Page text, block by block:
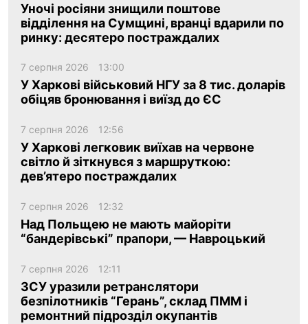
ua ru en
Уночі росіяни знищили поштове
відділення на Сумщині, вранці вдарили по
ринку: десятеро постраждалих
7 серпня 2026 13:00
У Харкові військовий НГУ за 8 тис. доларів
обіцяв бронювання і виїзд до ЄС
7 серпня 2026 12:56
У Харкові легковик виїхав на червоне
світло й зіткнувся з маршруткою:
дев’ятеро постраждалих
7 серпня 2026 12:32
Над Польщею не мають майоріти
“бандерівські” прапори, — Навроцький
7 серпня 2026 12:11
ЗСУ уразили ретранслятори
безпілотників “Герань”, склад ПММ і
ремонтний підрозділ окупантів